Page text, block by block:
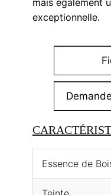
mais également
exceptionnelle.
Essence de